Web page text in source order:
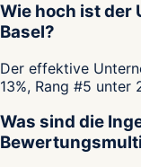
Wie hoch ist der
Basel?
Der effektive
13%, Rang #5 unter
Was sind die